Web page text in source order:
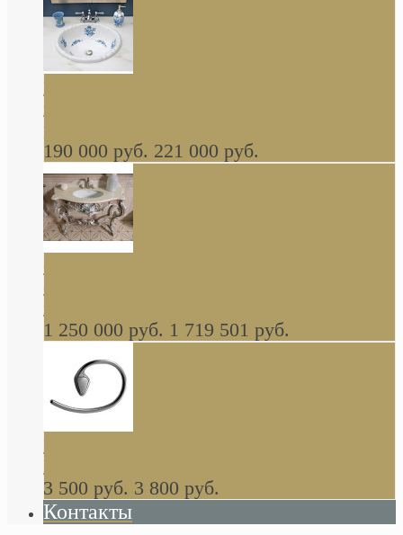
Decorated Bathroom раковина овальная
встраиваемая для ванной с рисунком синяя
роза В НАЛИЧИИ
190 000 руб. 221 000 руб.
стиле барокко, из массива дерева, светло
коричневый матовый окрас + серебро
1 250 000 руб. 1 719 501 руб.
Khala Colombo аксессуары (серия) В
НАЛИЧИИ
3 500 руб. 3 800 руб.
Контакты